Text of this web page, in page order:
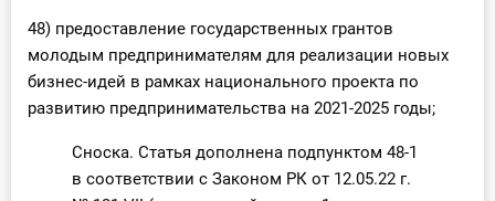
48) предоставление государственных грантов
молодым предпринимателям для реализации новых
бизнес-идей в рамках национального проекта по
развитию предпринимательства на 2021-2025 годы;
Сноска. Статья дополнена подпунктом 48-1
в соответствии с Законом РК от 12.05.22 г.